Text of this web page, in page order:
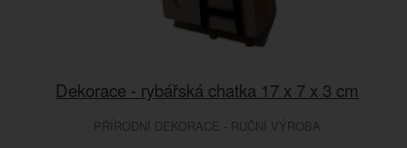
Dekorace - rybářská chatka 17 x 7 x 3 cm
PŘÍRODNÍ DEKORACE - RUČNÍ VÝROBA